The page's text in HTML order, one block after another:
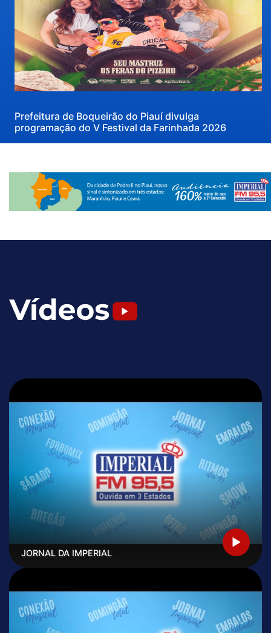
Prefeitura de Boqueirão do Piauí divulga
programação do V Festival da Farinhada 2026
JORNAL DA IMPERIAL